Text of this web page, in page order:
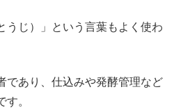
うじ）」という言葉もよく使わ
であり、仕込みや発酵管理など
。